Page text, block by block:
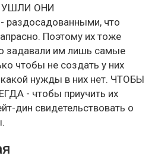
УШЛИ ОНИ
что
Поэтому их тоже
задавали им лишь самые
чтобы не создать у них
нужды в них нет. ЧТОБЫ
- чтобы приучить их
дин свидетельствовать о